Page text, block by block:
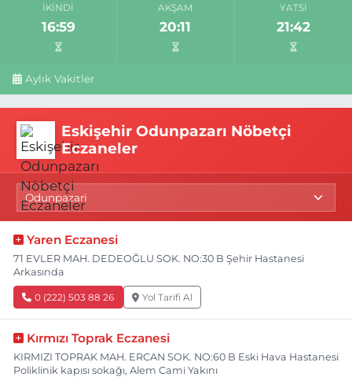
İKINDI
16:59
AKŞAM
20:11
YATSI
21:42
Aylık Vakitler
Eskişehir Odunpazarı Nöbetçi
Eczaneler
Yaren Eczanesi
71 EVLER MAH. DEDEOĞLU SOK. NO:30 B Şehir Hastanesi
Arkasında
0 (222) 503 88 26 Yol Tarifi Al
Kırmızı Toprak Eczanesi
KIRMIZI TOPRAK MAH. ERCAN SOK. NO:60 B Eski Hava Hastanesi
Poliklinik kapısı sokağı, Alem Cami Yakını